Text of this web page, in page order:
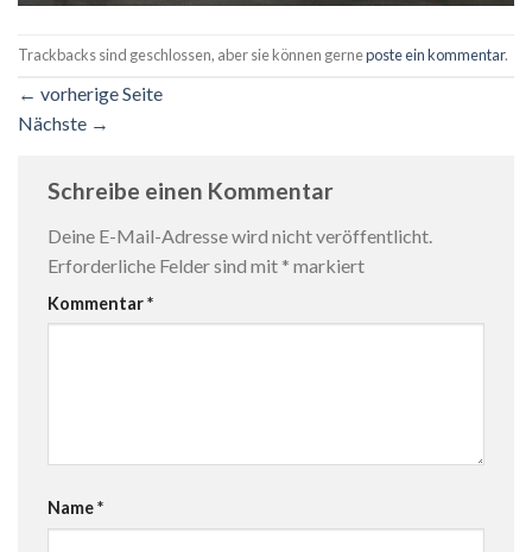
Trackbacks sind geschlossen, aber sie können gerneposte ein kommentar.
← vorherige Seite
Nächste →
Schreibe einen Kommentar
Deine E-Mail-Adresse wird nicht veröffentlicht.
Erforderliche Felder sind mit * markiert
Kommentar*
Name*